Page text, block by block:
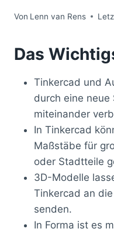
Von Lenn van Rens
Das
Tinkercad und
durch eine
miteinander
In Tinkercad
Maßstäbe für
oder Stadtteile
3D-Modelle
Tinkercad an
senden.
In Forma ist es